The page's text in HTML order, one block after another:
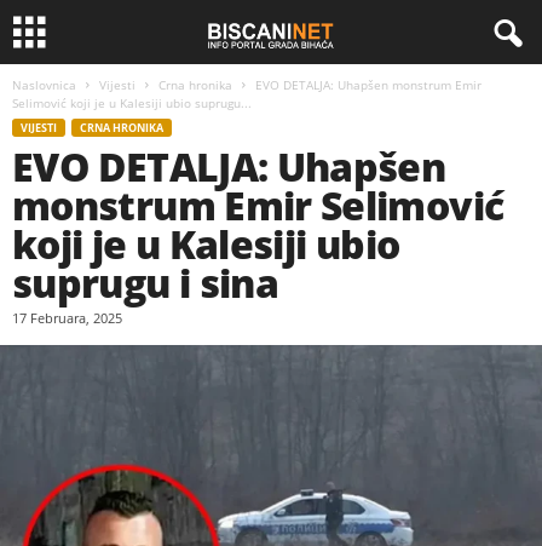
Naslovnica Vijesti Crna hronika
EVO DETALJA: Uhapšen monstrum Emir
Selimović koji je u Kalesiji ubio suprugu...
VIJESTI CRNA HRONIKA
EVO DETALJA: Uhapšen
monstrum Emir Selimović
koji je u Kalesiji ubio
suprugu i sina
17 Februara, 2025